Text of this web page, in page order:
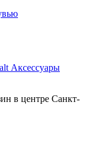
Аксессуары
в центре Санкт-